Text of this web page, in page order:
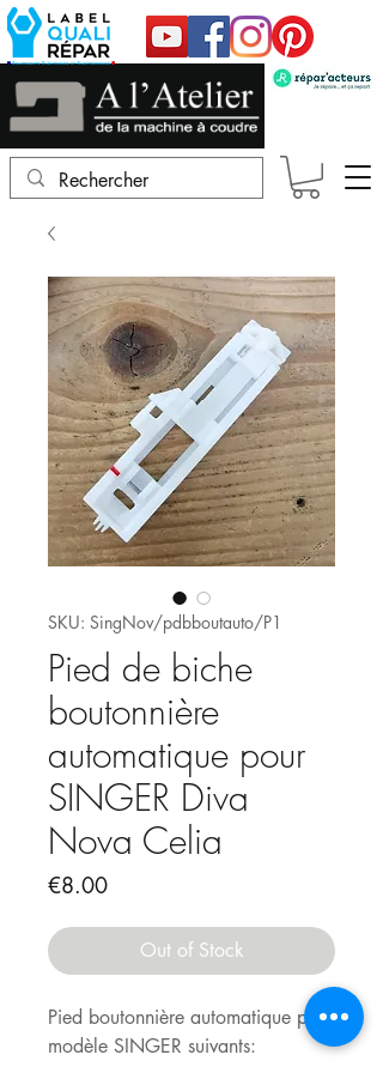
SKU: SingNov/pdbboutauto/P1
Pied de biche
boutonnière
automatique pour
SINGER Diva
Nova Celia
€8.00Price
Out of Stock
Pied boutonnière automatique pour
modèle SINGER suivants: